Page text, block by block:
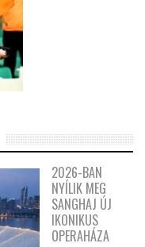
2026-BAN
NYÍLIK MEG
SANGHAJ ÚJ
IKONIKUS
OPERAHÁZA